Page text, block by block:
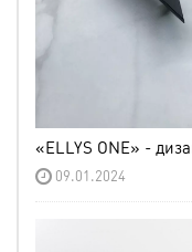
«ELLYS ONE» -
09.01.2024